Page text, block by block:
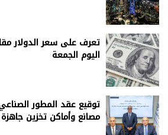
تعرف على سعر الدولار
اليوم الجمعة
توقيع عقد المطور
مصانع وأماكن تخزين جاهزة